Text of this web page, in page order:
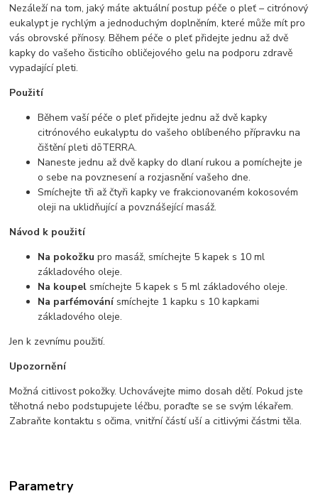
Nezáleží na tom, jaký máte aktuální postup péče o pleť – citrónový
eukalypt je rychlým a jednoduchým doplněním, které může mít pro
vás obrovské přínosy. Během péče o pleť přidejte jednu až dvě
kapky do vašeho čisticího obličejového gelu na podporu zdravě
vypadající pleti.
Použití
Během vaší péče o pleť přidejte jednu až dvě kapky
citrónového eukalyptu do vašeho oblíbeného přípravku na
čištění pleti dōTERRA.
Naneste jednu až dvě kapky do dlaní rukou a pomíchejte je
o sebe na povznesení a rozjasnění vašeho dne.
Smíchejte tři až čtyři kapky ve frakcionovaném kokosovém
oleji na uklidňující a povznášející masáž.
Návod k použití
Na pokožku pro masáž, smíchejte 5 kapek s 10 ml
základového oleje.
Na koupel smíchejte 5 kapek s 5 ml základového oleje.
Na parfémovánísmíchejte 1 kapku s 10 kapkami
základového oleje.
Jen k zevnímu použití.
Upozornění
Možná citlivost pokožky. Uchovávejte mimo dosah dětí. Pokud jste
těhotná nebo podstupujete léčbu, poraďte se se svým lékařem.
Zabraňte kontaktu s očima, vnitřní částí uší a citlivými částmi těla.
Parametry